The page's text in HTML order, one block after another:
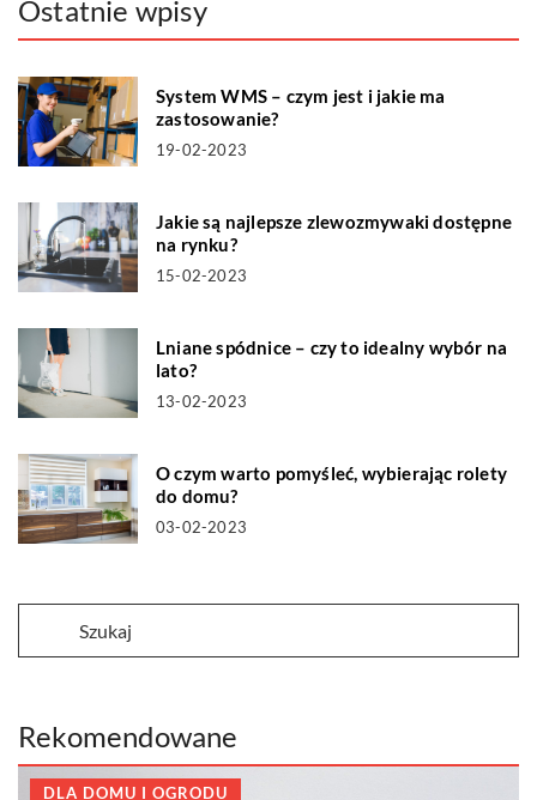
Ostatnie wpisy
System WMS – czym jest i jakie ma
zastosowanie?
19-02-2023
Jakie są najlepsze zlewozmywaki dostępne
na rynku?
15-02-2023
Lniane spódnice – czy to idealny wybór na
lato?
13-02-2023
O czym warto pomyśleć, wybierając rolety
do domu?
03-02-2023
Rekomendowane
DLA DOMU I OGRODU